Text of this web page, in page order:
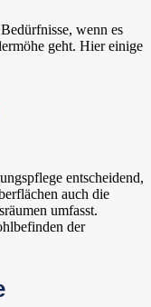
wenn es
geht. Hier einige
entscheidend,
auch die
umfasst.
der